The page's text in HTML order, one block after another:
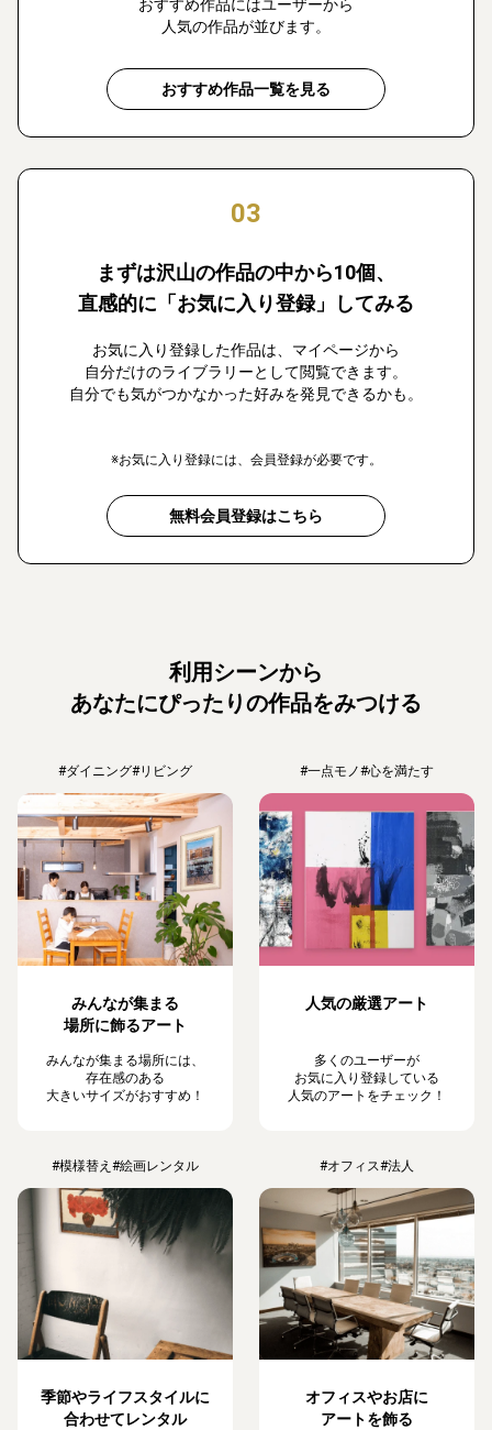
おすすめ作品にはユーザーから
人気の作品が並びます。
おすすめ作品一覧を見る
03
まずは沢山の作品の中から10個、
直感的に「お気に入り登録」してみる
お気に入り登録した作品は、マイページから
自分だけのライブラリーとして閲覧できます。
自分でも気がつかなかった好みを発見できるかも。
※お気に入り登録には、会員登録が必要です。
無料会員登録はこちら
利用シーンから
あなたにぴったりの作品をみつける
#ダイニング#リビング
みんなが集まる
場所に飾るアート
みんなが集まる場所には、
存在感のある
大きいサイズがおすすめ！
#一点モノ#心を満たす
人気の厳選アート
多くのユーザーが
お気に入り登録している
人気のアートをチェック！
#模様替え #絵画レンタル
季節やライフスタイルに
合わせてレンタル
#オフィス#法人
オフィスやお店に
アートを飾る